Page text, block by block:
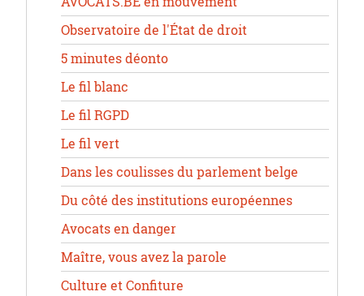
Observatoire de l'État de droit
5 minutes déonto
Le fil blanc
Le fil RGPD
Le fil vert
Dans les coulisses du parlement belge
Du côté des institutions européennes
Avocats en danger
Maître, vous avez la parole
Culture et Confiture